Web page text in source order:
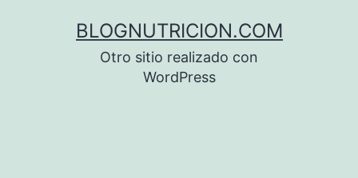
BLOGNUTRICION.COM
Otro sitio realizado con
WordPress